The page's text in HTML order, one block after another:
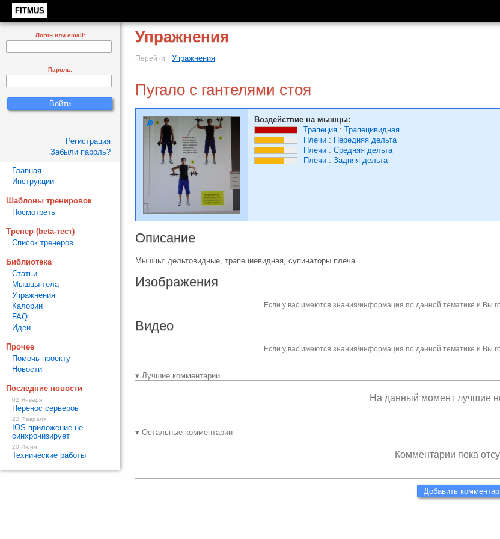
FITMUS
Упражнения
Перейти: Упражнения
Пугало с гантелями стоя
Воздействие на мышцы:
Трапеция : Трапецивидная
Плечи : Передняя дельта
Плечи : Средняя дельта
Плечи : Задняя дельта
Описание
Мышцы: дельтовидные, трапециевидная, супинаторы плеча
Изображения
Если у вас имеются знания\информация по данной тематике и Вы
Видео
Если у вас имеются знания\информация по данной тематике и Вы
▾ Лучшие комментарии
На данный момент лучшие
▾ Остальные комментарии
Комментарии пока
Добавить
Логин или email:
Пароль:
Регистрация
Забыли пароль?
Главная
Инструкции
Шаблоны тренировок
Посмотреть
Тренер (beta-тест)
Список тренеров
Библиотека
Статьи
Мышцы тела
Упражнения
Калории
FAQ
Идеи
Прочее
Помочь проекту
Новости
Последние новости
02 Января
Перенос серверов
22 Февраля
IOS приложение не
синхронизирует
20 Июня
Технические работы